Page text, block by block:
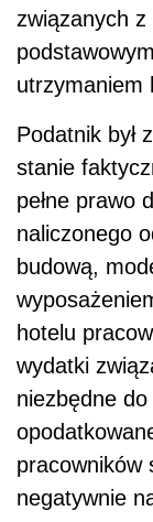
związanych
utrzymaniem
Podatnik był
stanie
pełne prawo
naliczonego
budową,
hotelu
wydatki
niezbędne
pracowników
negatywnie